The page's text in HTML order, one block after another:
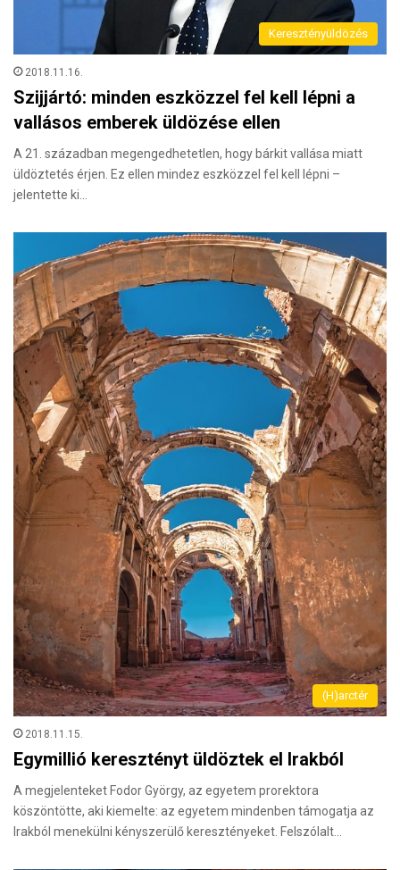
Keresztényüldözés
2018.11.16.
Szijjártó: minden eszközzel fel kell lépni a
vallásos emberek üldözése ellen
A 21. században megengedhetetlen, hogy bárkit vallása miatt
üldöztetés érjen. Ez ellen mindez eszközzel fel kell lépni –
jelentette ki…
(H)arctér
2018.11.15.
Egymillió keresztényt üldöztek el Irakból
A megjelenteket Fodor György, az egyetem prorektora
köszöntötte, aki kiemelte: az egyetem mindenben támogatja az
Irakból menekülni kényszerülő keresztényeket. Felszólalt…